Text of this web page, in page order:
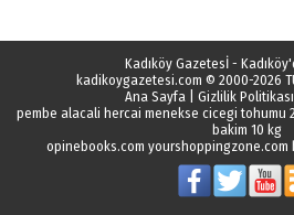
Kadıköy Gazetesİ -
kadikoygazetesi.com © 2000-2026
Ana Sayfa
Gizlilik Politikası
pembe alacali hercai menekse cicegi tohumu
bakim 10 kg
opinebooks.com yourshoppingzone.com